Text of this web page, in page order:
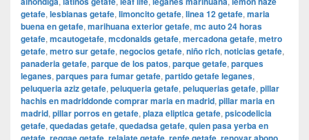
getafe, lesbianas getafe, limoncito getafe, linea 12 getafe, maria
buena en getafe, marihuana exterior getafe, mc auto 24 horas
getafe, mcautogetafe, mcdonalds getafe, mercadona getafe, metro
getafe, metro sur getafe, negocios getafe, niño rich, noticias getafe,
panaderia getafe, parque de los patos, parque getafe, parques
leganes, parques para fumar getafe, partido getafe leganes,
peluqueria aziz getafe, peluqueria getafe, peluquerias getafe, pillar
hachis en madriddonde comprar maria en madrid, pillar maria en
madrid, pillar porros en getafe, plaza eliptica getafe, psicodelicia
getafe, quedadas getafe, quedadsa getafe, quien pasa yerba en